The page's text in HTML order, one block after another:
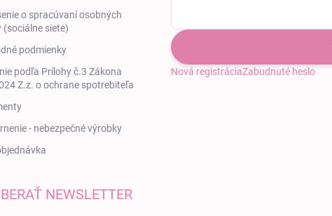
o spracúvaní osobných
(sociálne siete)
podmienky
podľa Prílohy č.3 Zákona
Z.z. o ochrane spotrebiteľa
- nebezpečné výrobky
Nová registráciaZabudnuté heslo
NEWSLETTER